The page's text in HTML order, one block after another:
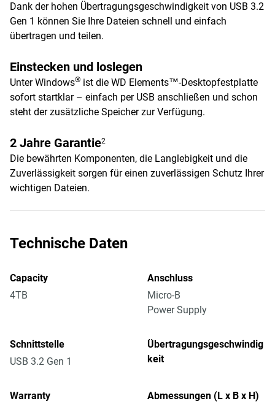
Dank der hohen Übertragungsgeschwindigkeit von USB 3.2
Gen 1 können Sie Ihre Dateien schnell und einfach
übertragen und teilen.
Einstecken und loslegen
Unter Windows® ist die WD Elements™-Desktopfestplatte
sofort startklar – einfach per USB anschließen und schon
steht der zusätzliche Speicher zur Verfügung.
2 Jahre Garantie2
Die bewährten Komponenten, die Langlebigkeit und die
Zuverlässigkeit sorgen für einen zuverlässigen Schutz Ihrer
wichtigen Dateien.
Technische Daten
Capacity
4TB
Anschluss
Micro-B
Power Supply
Schnittstelle
USB 3.2 Gen 1
Übertragungsgeschwindig
keit
Warranty Abmessungen (L x B x H)